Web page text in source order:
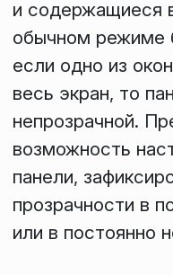
и содержащиеся
обычном режиме
если одно из
весь экран, то
непрозрачной.
возможность
панели,
прозрачности в
или в постоянно